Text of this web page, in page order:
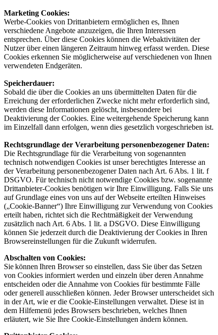
Marketing Cookies:
Werbe-Cookies von Drittanbietern ermöglichen es, Ihnen
verschiedene Angebote anzuzeigen, die Ihren Interessen
entsprechen. Über diese Cookies können die Webaktivitäten der
Nutzer über einen längeren Zeitraum hinweg erfasst werden. Diese
Cookies erkennen Sie möglicherweise auf verschiedenen von Ihnen
verwendeten Endgeräten.
Speicherdauer:
Sobald die über die Cookies an uns übermittelten Daten für die
Erreichung der erforderlichen Zwecke nicht mehr erforderlich sind,
werden diese Informationen gelöscht, insbesondere bei
Deaktivierung der Cookies. Eine weitergehende Speicherung kann
im Einzelfall dann erfolgen, wenn dies gesetzlich vorgeschrieben ist.
Rechtsgrundlage der Verarbeitung personenbezogener Daten:
Die Rechtsgrundlage für die Verarbeitung von sogenannten
technisch notwendigen Cookies ist unser berechtigtes Interesse an
der Verarbeitung personenbezogener Daten nach Art. 6 Abs. 1 lit. f
DSGVO. Für technisch nicht notwendige Cookies bzw. sogenannte
Drittanbieter-Cookies benötigen wir Ihre Einwilligung. Falls Sie uns
auf Grundlage eines von uns auf der Webseite erteilten Hinweises
(„Cookie-Banner“) Ihre Einwilligung zur Verwendung von Cookies
erteilt haben, richtet sich die Rechtmäßigkeit der Verwendung
zusätzlich nach Art. 6 Abs. 1 lit. a DSGVO. Diese Einwilligung
können Sie jederzeit durch die Deaktivierung der Cookies in Ihren
Browsereinstellungen für die Zukunft widerrufen.
Abschalten von Cookies:
Sie können Ihren Browser so einstellen, dass Sie über das Setzen
von Cookies informiert werden und einzeln über deren Annahme
entscheiden oder die Annahme von Cookies für bestimmte Fälle
oder generell ausschließen können. Jeder Browser unterscheidet sich
in der Art, wie er die Cookie-Einstellungen verwaltet. Diese ist in
dem Hilfemenü jedes Browsers beschrieben, welches Ihnen
erläutert, wie Sie Ihre Cookie-Einstellungen ändern können.